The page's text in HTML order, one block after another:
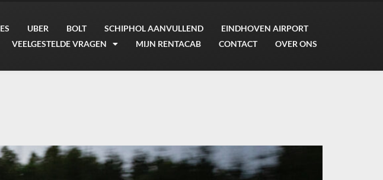
UBER BOLT SCHIPHOL AANVULLEND
EINDHOVEN AIRPORT
VEELGESTELDE VRAGEN
MIJN RENTACAB CONTACT OVER ONS